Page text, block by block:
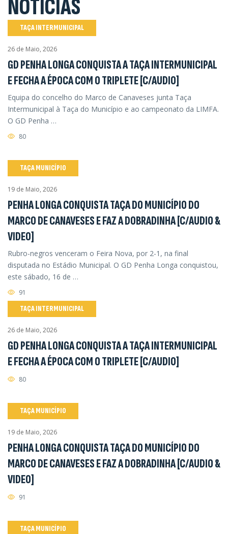
NOTÍCIAS
TAÇA INTERMUNICIPAL
26 de Maio, 2026
GD PENHA LONGA CONQUISTA A TAÇA INTERMUNICIPAL
E FECHA A ÉPOCA COM O TRIPLETE [C/AUDIO]
Equipa do concelho do Marco de Canaveses junta Taça
Intermunicipal à Taça do Município e ao campeonato da LIMFA.
O GD Penha …
80
TAÇA MUNICÍPIO
19 de Maio, 2026
PENHA LONGA CONQUISTA TAÇA DO MUNICÍPIO DO
MARCO DE CANAVESES E FAZ A DOBRADINHA [C/AUDIO &
VIDEO]
Rubro-negros venceram o Feira Nova, por 2-1, na final
disputada no Estádio Municipal. O GD Penha Longa conquistou,
este sábado, 16 de …
91
TAÇA INTERMUNICIPAL
26 de Maio, 2026
GD PENHA LONGA CONQUISTA A TAÇA INTERMUNICIPAL
E FECHA A ÉPOCA COM O TRIPLETE [C/AUDIO]
80
TAÇA MUNICÍPIO
19 de Maio, 2026
PENHA LONGA CONQUISTA TAÇA DO MUNICÍPIO DO
MARCO DE CANAVESES E FAZ A DOBRADINHA [C/AUDIO &
VIDEO]
91
TAÇA MUNICÍPIO